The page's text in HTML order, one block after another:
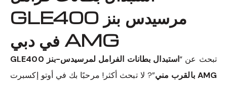
مرسيدس بنز GLE400
AMG في دبي
تبحث عن “
استبدال بطانات الفرامل لمرسيدس-بنز GLE400
AMG بالقرب مني
”? لا تبحث أكثر! مرحبًا بك في أوتو إكسبرت